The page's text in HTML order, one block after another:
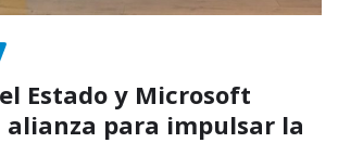
Estado y Microsoft
para impulsar la